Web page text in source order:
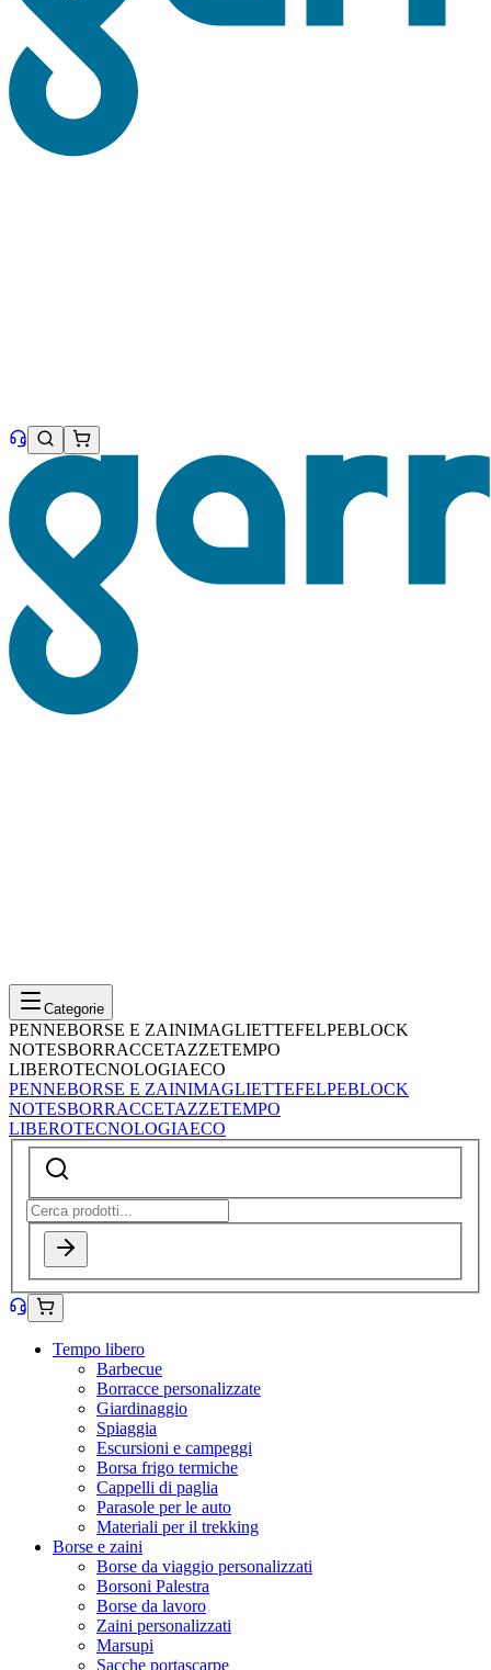
Categorie
PENNEBORSE E ZAINIMAGLIETTEFELPEBLOCK
NOTESBORRACCETAZZETEMPO
LIBEROTECNOLOGIAECO
PENNEBORSE E ZAINIMAGLIETTEFELPEBLOCK
NOTESBORRACCETAZZETEMPO
LIBEROTECNOLOGIAECO
Tempo libero
Barbecue
Borracce personalizzate
Giardinaggio
Spiaggia
Escursioni e campeggi
Borsa frigo termiche
Cappelli di paglia
Parasole per le auto
Materiali per il trekking
Borse e zaini
Borse da viaggio personalizzati
Borsoni Palestra
Borse da lavoro
Zaini personalizzati
Marsupi
Sacche portascarpe